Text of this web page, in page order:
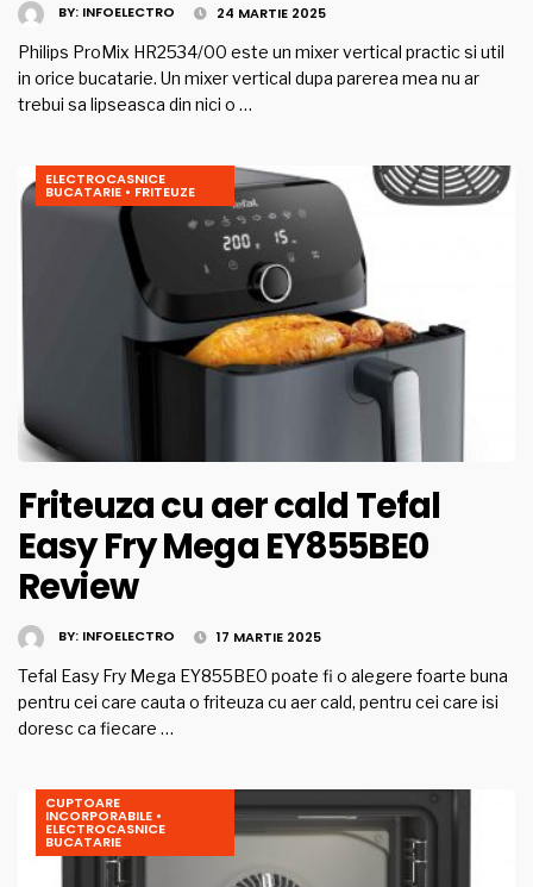
BY: INFOELECTRO 24 MARTIE 2025
Philips ProMix HR2534/00 este un mixer vertical practic si util
in orice bucatarie. Un mixer vertical dupa parerea mea nu ar
trebui sa lipseasca din nici o …
ELECTROCASNICE
BUCATARIE • FRITEUZE
Friteuza cu aer cald Tefal
Easy Fry Mega EY855BE0
Review
BY: INFOELECTRO 17 MARTIE 2025
Tefal Easy Fry Mega EY855BE0 poate fi o alegere foarte buna
pentru cei care cauta o friteuza cu aer cald, pentru cei care isi
doresc ca fiecare …
CUPTOARE
INCORPORABILE •
ELECTROCASNICE
BUCATARIE